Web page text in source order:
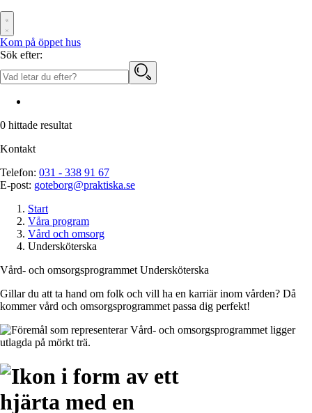
Kom på öppet hus
Sök efter:
0 hittade resultat
Kontakt
Telefon: 031 - 338 91 67
E-post: goteborg@praktiska.se
Start
Våra program
Vård och omsorg
Undersköterska
Vård- och omsorgsprogrammet Under­sköterska
Gillar du att ta hand om folk och vill ha en karriär inom vården? Då
kommer vård och omsorgsprogrammet passa dig perfekt!